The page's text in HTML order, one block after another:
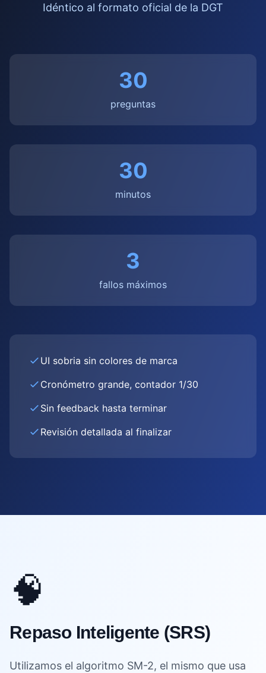
Idéntico al formato oficial de la DGT
30
preguntas
30
minutos
3
fallos máximos
UI sobria sin colores de marca
Cronómetro grande, contador 1/30
Sin feedback hasta terminar
Revisión detallada al finalizar
🧠
Repaso Inteligente (SRS)
Utilizamos el algoritmo SM-2, el mismo que usa